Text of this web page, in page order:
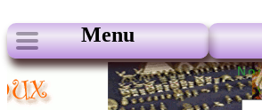
Menu